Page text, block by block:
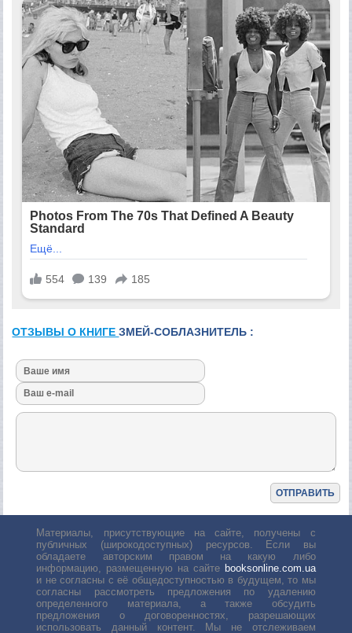
ОТЗЫВЫ О КНИГЕЗМЕЙ-СОБЛАЗНИТЕЛЬ :
Материалы, присутствующие на сайте, получены с
публичных (широкодоступных) ресурсов. Если вы
обладаете авторским правом на какую либо
информацию, размещенную на сайте booksonline.com.ua
и не согласны с её общедоступностью в будущем, то мы
согласны рассмотреть предложения по удалению
определенного материала, а также обсудить
предложения о договоренностях, разрешающих
использовать данный контент. Мы не отслеживаем